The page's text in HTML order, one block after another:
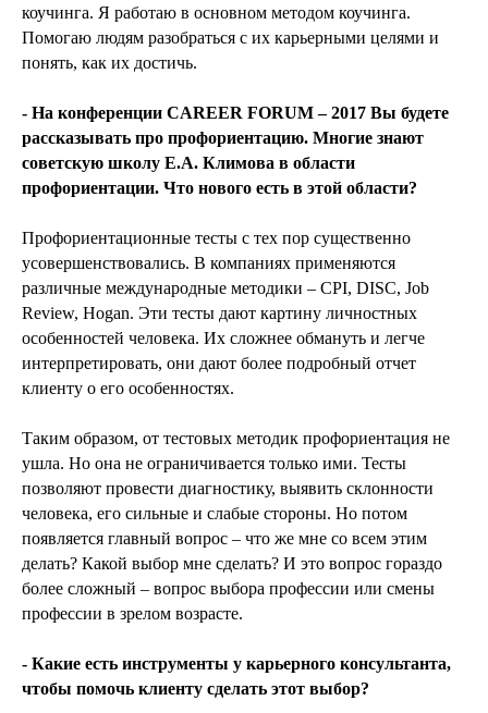
коучинга. Я работаю в основном методом коучинга.
Помогаю людям разобраться с их карьерными целями и
понять, как их достичь.
- На конференции CAREER FORUM – 2017 Вы будете
рассказывать про профориентацию. Многие знают
советскую школу Е.А. Климова в области
профориентации. Что нового есть в этой области?
Профориентационные тесты с тех пор существенно
усовершенствовались. В компаниях применяются
различные международные методики – CPI, DISC, Job
Review, Hogan. Эти тесты дают картину личностных
особенностей человека. Их сложнее обмануть и легче
интерпретировать, они дают более подробный отчет
клиенту о его особенностях.
Таким образом, от тестовых методик профориентация не
ушла. Но она не ограничивается только ими. Тесты
позволяют провести диагностику, выявить склонности
человека, его сильные и слабые стороны. Но потом
появляется главный вопрос – что же мне со всем этим
делать? Какой выбор мне сделать? И это вопрос гораздо
более сложный – вопрос выбора профессии или смены
профессии в зрелом возрасте.
- Какие есть инструменты у карьерного консультанта,
чтобы помочь клиенту сделать этот выбор?